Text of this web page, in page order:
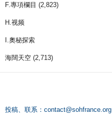
F.專項欄目 (2,823)
H.视频
I.奧秘探索
海闊天空 (2,713)
投稿、联系： contact@sohfrance.org